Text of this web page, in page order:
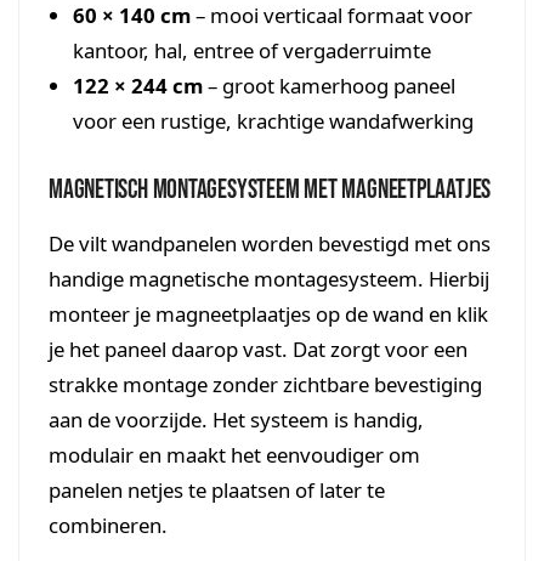
60 × 140 cm– mooi verticaal formaat voor
kantoor, hal, entree of vergaderruimte
122 × 244 cm– groot kamerhoog paneel
voor een rustige, krachtige wandafwerking
Magnetisch montagesysteem met magneetplaatjes
De vilt wandpanelen worden bevestigd met ons
handige magnetische montagesysteem. Hierbij
monteer je magneetplaatjes op de wand en klik
je het paneel daarop vast. Dat zorgt voor een
strakke montage zonder zichtbare bevestiging
aan de voorzijde. Het systeem is handig,
modulair en maakt het eenvoudiger om
panelen netjes te plaatsen of later te
combineren.